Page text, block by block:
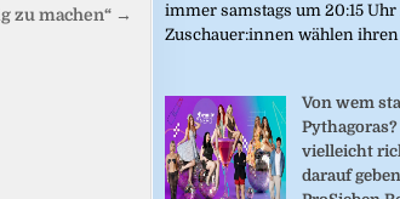
zu machen“ →
immer samstags um 20:15 Uhr
Zuschauer:innen wählen
Von wem
vielleicht
darauf